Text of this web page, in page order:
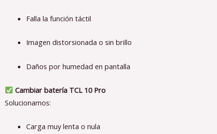
Falla la función táctil
Imagen distorsionada o sin brillo
Daños por humedad en pantalla
Cambiar batería TCL 10 Pro
Solucionamos:
Carga muy lenta o nula